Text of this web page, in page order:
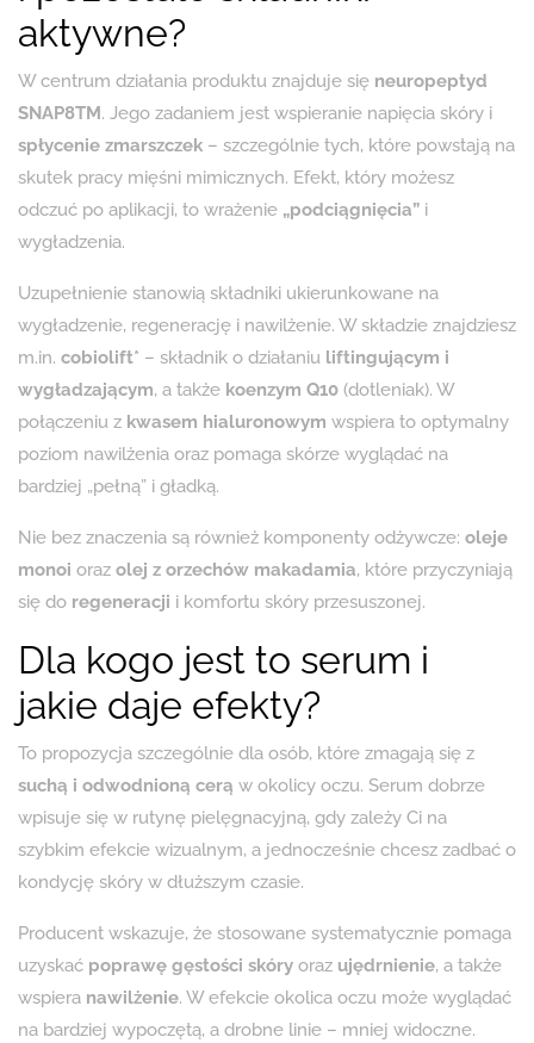
aktywne?
W centrum działania produktu znajduje się neuropeptyd
SNAP8TM. Jego zadaniem jest wspieranie napięcia skóry i
spłycenie zmarszczek – szczególnie tych, które powstają na
skutek pracy mięśni mimicznych. Efekt, który możesz
odczuć po aplikacji, to wrażenie „podciągnięcia” i
wygładzenia.
Uzupełnienie stanowią składniki ukierunkowane na
wygładzenie, regenerację i nawilżenie. W składzie znajdziesz
m.in. cobiolift* – składnik o działaniu liftingującym i
wygładzającym, a także koenzym Q10 (dotleniak). W
połączeniu z kwasem hialuronowym wspiera to optymalny
poziom nawilżenia oraz pomaga skórze wyglądać na
bardziej „pełną” i gładką.
Nie bez znaczenia są również komponenty odżywcze: oleje
monoi oraz olej z orzechów makadamia, które przyczyniają
się do regeneracji i komfortu skóry przesuszonej.
Dla kogo jest to serum i
jakie daje efekty?
To propozycja szczególnie dla osób, które zmagają się z
suchą i odwodnioną cerą w okolicy oczu. Serum dobrze
wpisuje się w rutynę pielęgnacyjną, gdy zależy Ci na
szybkim efekcie wizualnym, a jednocześnie chcesz zadbać o
kondycję skóry w dłuższym czasie.
Producent wskazuje, że stosowane systematycznie pomaga
uzyskać poprawę gęstości skóry oraz ujędrnienie, a także
wspiera nawilżenie. W efekcie okolica oczu może wyglądać
na bardziej wypoczętą, a drobne linie – mniej widoczne.